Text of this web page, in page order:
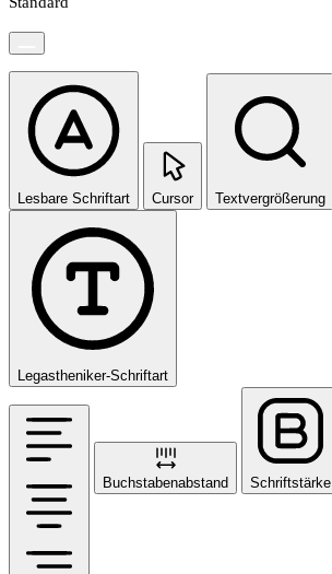
Lesbare Schriftart Cursor Textvergrößerung
Legastheniker-Schriftart
Buchstabenabstand Schriftstärke